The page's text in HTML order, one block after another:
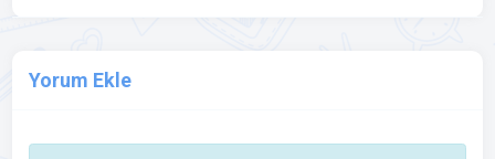
Yorum Ekle